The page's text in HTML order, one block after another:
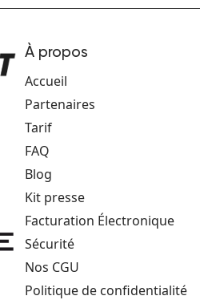
À propos
Accueil
Partenaires
Tarif
FAQ
Blog
Kit presse
Facturation Électronique
Sécurité
Nos CGU
Politique de confidentialité